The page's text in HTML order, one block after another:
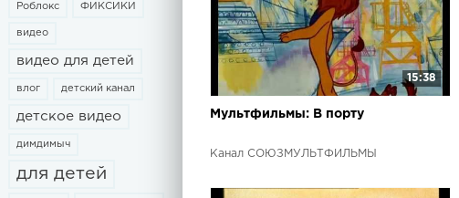
Роблокс ФИКСИКИ
видео
видео для детей
влог детский канал
детское видео
димдимыч
для детей
15:38
Мультфильмы: В порту
Канал СОЮЗМУЛЬТФИЛЬМЫ